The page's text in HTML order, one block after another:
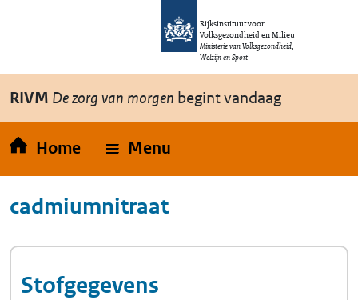
Overslaan en naar de inhoud gaan
Rijksinstituut voor
Volksgezondheid en Milieu
Ministerie van Volksgezondheid,
Welzijn en Sport
RIVM De zorg van morgen begint vandaag
Home Menu
cadmiumnitraat
Stofgegevens